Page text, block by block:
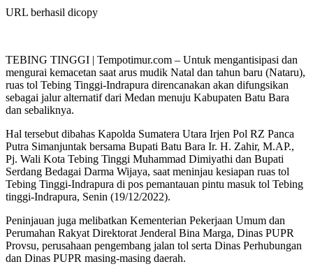
URL berhasil dicopy
TEBING TINGGI | Tempotimur.com – Untuk mengantisipasi dan
mengurai kemacetan saat arus mudik Natal dan tahun baru (Nataru),
ruas tol Tebing Tinggi-Indrapura direncanakan akan difungsikan
sebagai jalur alternatif dari Medan menuju Kabupaten Batu Bara
dan sebaliknya.
Hal tersebut dibahas Kapolda Sumatera Utara Irjen Pol RZ Panca
Putra Simanjuntak bersama Bupati Batu Bara Ir. H. Zahir, M.AP.,
Pj. Wali Kota Tebing Tinggi Muhammad Dimiyathi dan Bupati
Serdang Bedagai Darma Wijaya, saat meninjau kesiapan ruas tol
Tebing Tinggi-Indrapura di pos pemantauan pintu masuk tol Tebing
tinggi-Indrapura, Senin (19/12/2022).
Peninjauan juga melibatkan Kementerian Pekerjaan Umum dan
Perumahan Rakyat Direktorat Jenderal Bina Marga, Dinas PUPR
Provsu, perusahaan pengembang jalan tol serta Dinas Perhubungan
dan Dinas PUPR masing-masing daerah.